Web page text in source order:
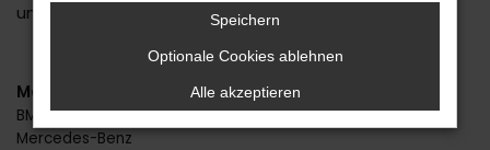
und Nagold passt.
Marken
BMW
Mercedes-Benz
Speichern
Optionale Cookies ablehnen
Alle akzeptieren